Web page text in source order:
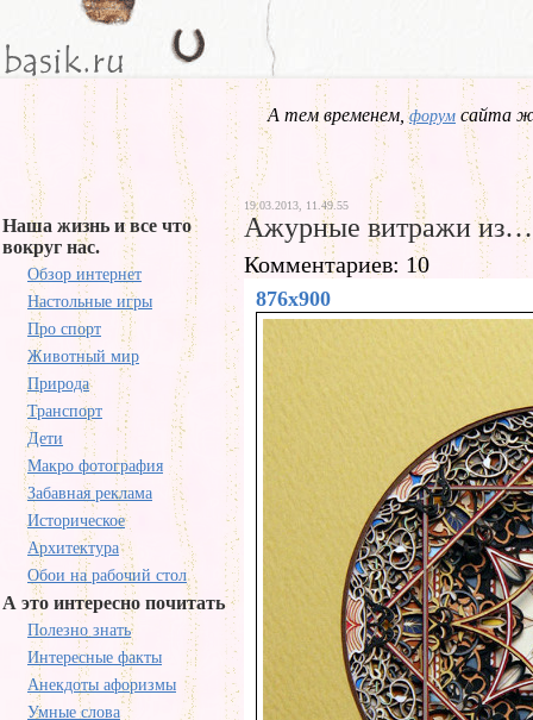
А тем временем,форум сайта
Наша жизнь и все что
вокруг нас.
Обзор интернет
Настольные игры
Про спорт
Животный мир
Природа
Транспорт
Дети
Макро фотография
Забавная реклама
Историческое
Архитектура
Обои на рабочий стол
А это интересно почитать
Полезно знать
Интересные факты
Анекдоты афоризмы
Умные слова
19.03.2013, 11.49.55
Ажурные витражи из…
Комментариев: 10
876x900